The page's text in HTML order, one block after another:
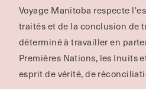
Voyage Manitoba respecte
traités et de la conclusion de
déterminé à travailler en
Premières Nations, les Inuits
esprit de vérité, de